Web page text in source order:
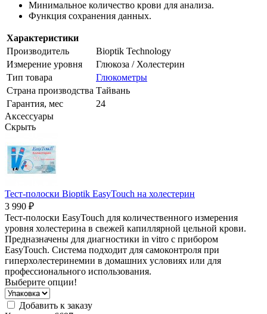
Минимальное количество крови для анализа.
Функция сохранения данных.
Характеристики
Производитель
Bioptik Technology
Измерение уровня
Глюкоза / Холестерин
Тип товара
Глюкометры
Страна производства Тайвань
Гарантия, мес
24
Аксессуары
Скрыть
Тест-полоски Bioptik EasyTouch на холестерин
3 990 ₽
Тест-полоски EasyTouch для количественного измерения
уровня холестерина в свежей капиллярной цельной крови.
Предназначены для диагностики in vitro с прибором
EasyTouch. Система подходит для самоконтроля при
гиперхолестеринемии в домашних условиях или для
профессионального использования.
Выберите опции!
Добавить к заказу